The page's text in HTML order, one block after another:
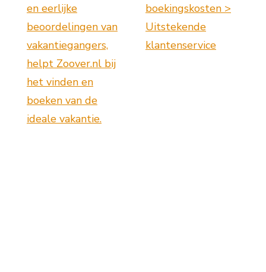
en eerlijke
beoordelingen van
vakantiegangers,
helpt Zoover.nl bij
het vinden en
boeken van de
ideale vakantie.
boekingskosten >
Uitstekende
klantenservice